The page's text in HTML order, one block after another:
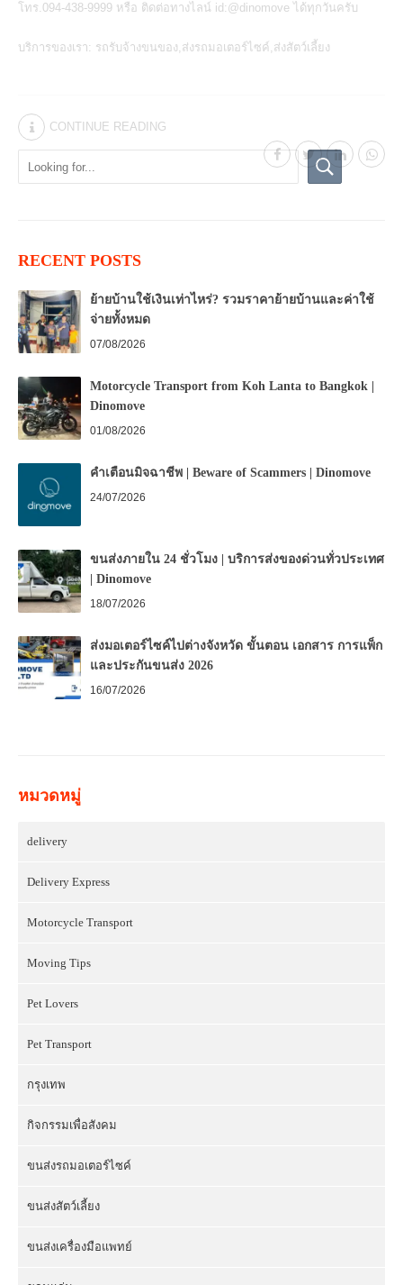
โทร.094-438-9999 หรือ ติดต่อทางไลน์ id:@dinomove ได้ทุกวันครับ
บริการของเรา: รถรับจ้างขนของ, ส่งรถมอเตอร์ไซค์ , ส่งสัตว์เลี้ยง
CONTINUE READING
RECENT POSTS
ย้ายบ้านใช้เงินเท่าไหร่? รวมราคาย้ายบ้านและค่าใช้
จ่ายทั้งหมด
07/08/2026
Motorcycle Transport from Koh Lanta to Bangkok |
Dinomove
01/08/2026
คำเตือนมิจฉาชีพ | Beware of Scammers | Dinomove
24/07/2026
ขนส่งภายใน 24 ชั่วโมง | บริการส่งของด่วนทั่วประเทศ
| Dinomove
18/07/2026
ส่งมอเตอร์ไซค์ไปต่างจังหวัด ขั้นตอน เอกสาร การแพ็ก
และประกันขนส่ง 2026
16/07/2026
หมวดหมู่
delivery
Delivery Express
Motorcycle Transport
Moving Tips
Pet Lovers
Pet Transport
กรุงเทพ
กิจกรรมเพื่อสังคม
ขนส่งรถมอเตอร์ไซค์
ขนส่งสัตว์เลี้ยง
ขนส่งเครื่องมือแพทย์